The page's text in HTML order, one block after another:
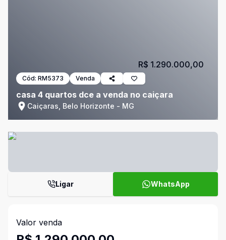
Cód: RM5373 Venda
casa 4 quartos dce a venda no caiçara
Caiçaras, Belo Horizonte - MG
R$ 1.290.000,00
Ligar WhatsApp
Valor venda